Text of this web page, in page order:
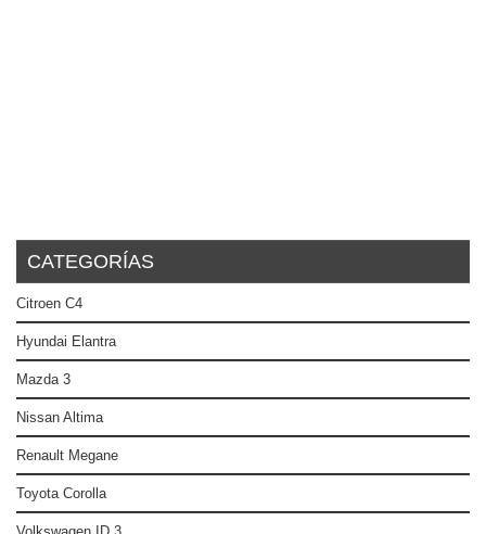
CATEGORÍAS
Citroen C4
Hyundai Elantra
Mazda 3
Nissan Altima
Renault Megane
Toyota Corolla